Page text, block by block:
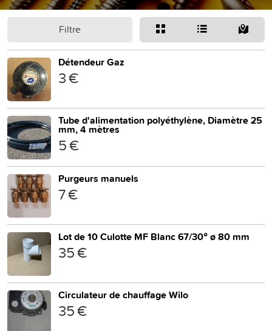
Filtre
Détendeur Gaz
3 €
Tube d'alimentation polyéthylène, Diamètre 25
mm, 4 mètres
5 €
Purgeurs manuels
7 €
Lot de 10 Culotte MF Blanc 67/30° ø 80 mm
35 €
Circulateur de chauffage Wilo
35 €